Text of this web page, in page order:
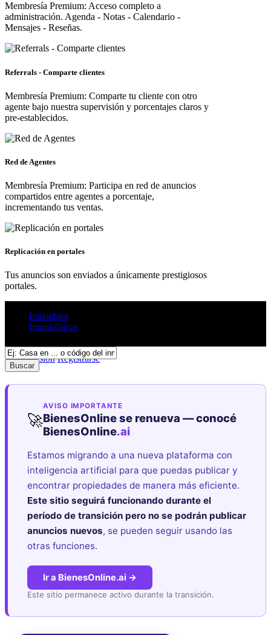
Membresía Premium: Acceso completo a
administración. Agenda - Notas - Calendario -
Mensajes - Reseñas.
Referrals - Comparte clientes
Membresía Premium: Comparte tu cliente con otro
agente bajo nuestra supervisión y porcentajes claros y
pre-establecidos.
Red de Agentes
Membresía Premium: Participa en red de anuncios
compartidos entre agentes a porcentaje,
incrementando tus ventas.
Replicación en portales
Tus anuncios son enviados a únicamente prestigiosos
portales.
Inmuebles
Inmobiliarias
Iniciar sesión Registrarse
Buscar
🚀
AVISO IMPORTANTE
BienesOnline se renueva — conocé
BienesOnline.ai
Estamos migrando a una nueva plataforma con
inteligencia artificial para que puedas publicar y
encontrar propiedades de manera más eficiente.
Este sitio seguirá funcionando durante el
período de transición pero no se podrán publicar
anuncios nuevos, se pueden seguir usando las
otras funciones.
Ir a BienesOnline.ai →
Este sitio permanece activo durante la transición.